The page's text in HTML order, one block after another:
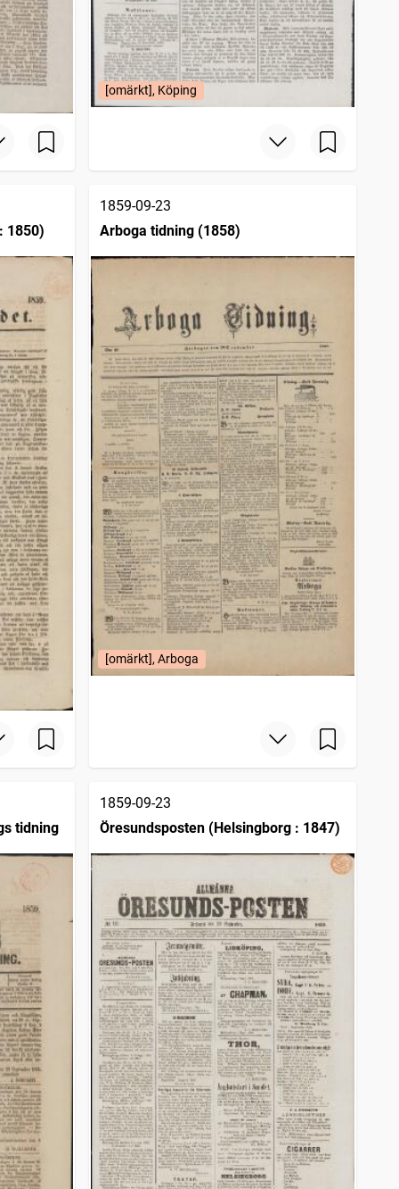
[omärkt], Köping
1850)
1859-09-23
Arboga tidning (1858)
[omärkt], Arboga
tidning
1859-09-23
Öresundsposten (Helsingborg : 1847)